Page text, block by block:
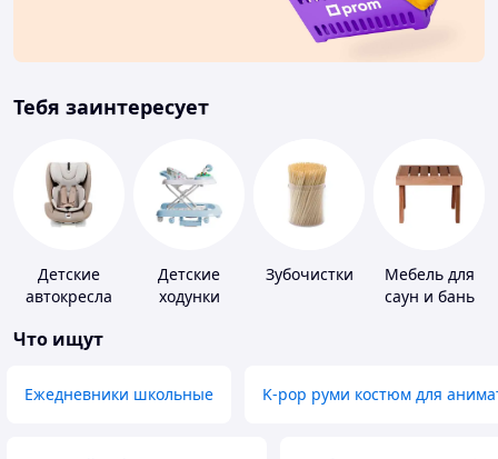
Тебя заинтересует
Детские
автокресла
Детские
ходунки
Зубочистки
Мебель для
саун и бань
Что ищут
Ежедневники школьные K-pop руми костюм для